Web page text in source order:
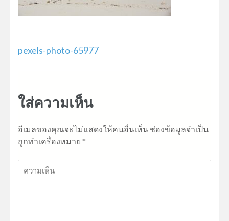
แนะแนว
pexels-photo-65977
ใส่ความเห็น
อีเมลของคุณจะไม่แสดงให้คนอื่นเห็น ช่องข้อมูลจำเป็น
ถูกทำเครื่องหมาย *